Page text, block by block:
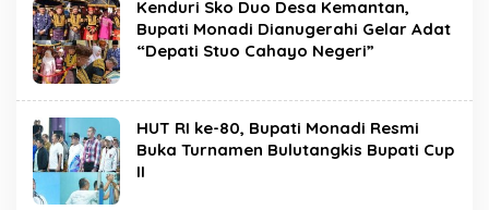
Kenduri Sko Duo Desa Kemantan,
Bupati Monadi Dianugerahi Gelar Adat
“Depati Stuo Cahayo Negeri”
HUT RI ke-80, Bupati Monadi Resmi
Buka Turnamen Bulutangkis Bupati Cup
II